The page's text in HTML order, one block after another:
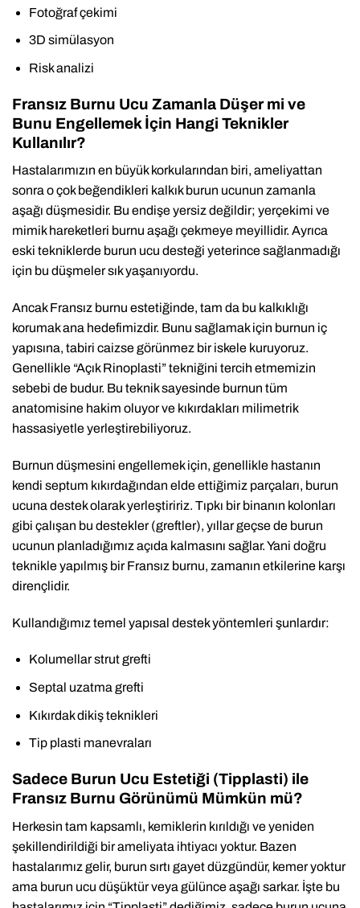
Fotoğraf çekimi
3D simülasyon
Risk analizi
Fransız Burnu Ucu Zamanla Düşer mi ve
Bunu Engellemek İçin Hangi Teknikler
Kullanılır?
Hastalarımızın en büyük korkularından biri, ameliyattan
sonra o çok beğendikleri kalkık burun ucunun zamanla
aşağı düşmesidir. Bu endişe yersiz değildir; yerçekimi ve
mimik hareketleri burnu aşağı çekmeye meyillidir. Ayrıca
eski tekniklerde burun ucu desteği yeterince sağlanmadığı
için bu düşmeler sık yaşanıyordu.
Ancak Fransız burnu estetiğinde, tam da bu kalkıklığı
korumak ana hedefimizdir. Bunu sağlamak için burnun iç
yapısına, tabiri caizse görünmez bir iskele kuruyoruz.
Genellikle “Açık Rinoplasti” tekniğini tercih etmemizin
sebebi de budur. Bu teknik sayesinde burnun tüm
anatomisine hakim oluyor ve kıkırdakları milimetrik
hassasiyetle yerleştirebiliyoruz.
Burnun düşmesini engellemek için, genellikle hastanın
kendi septum kıkırdağından elde ettiğimiz parçaları, burun
ucuna destek olarak yerleştiririz. Tıpkı bir binanın kolonları
gibi çalışan bu destekler (greftler), yıllar geçse de burun
ucunun planladığımız açıda kalmasını sağlar. Yani doğru
teknikle yapılmış bir Fransız burnu, zamanın etkilerine karşı
dirençlidir.
Kullandığımız temel yapısal destek yöntemleri şunlardır:
Kolumellar strut grefti
Septal uzatma grefti
Kıkırdak dikiş teknikleri
Tip plasti manevraları
Sadece Burun Ucu Estetiği (Tipplasti) ile
Fransız Burnu Görünümü Mümkün mü?
Herkesin tam kapsamlı, kemiklerin kırıldığı ve yeniden
şekillendirildiği bir ameliyata ihtiyacı yoktur. Bazen
hastalarımız gelir, burun sırtı gayet düzgündür, kemer yoktur
ama burun ucu düşüktür veya gülünce aşağı sarkar. İşte bu